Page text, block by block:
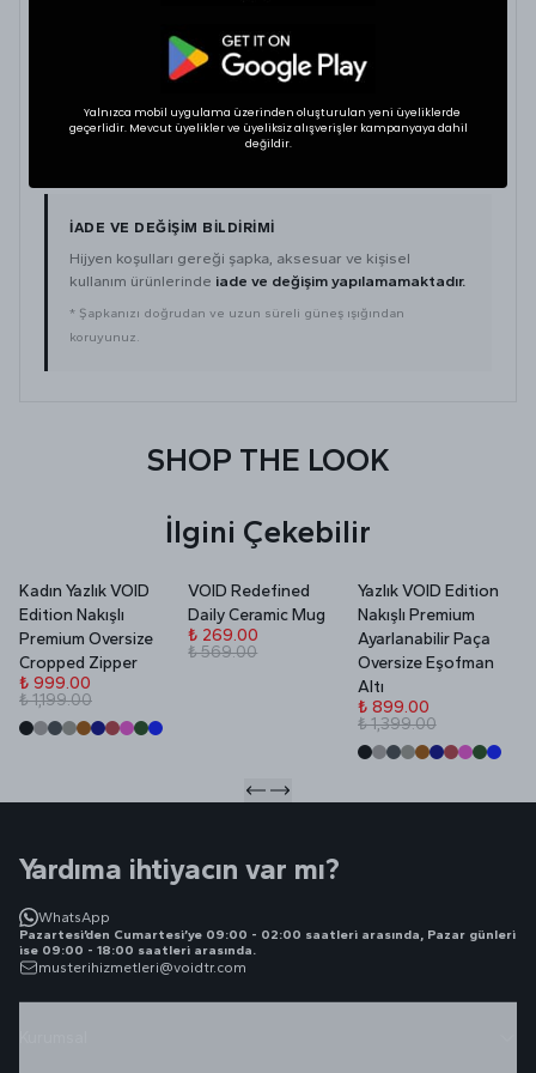
KAFA ÇEVRESİ (CM) AYARLANABİLİR
One Size 56 – 62 Hayır
İADE VE DEĞIŞIM BILDIRIMI
Hijyen koşulları gereği şapka, aksesuar ve kişisel
kullanım ürünlerinde iade ve değişim yapılamamaktadır.
* Şapkanızı doğrudan ve uzun süreli güneş ışığından
koruyunuz.
SHOP THE LOOK
İlgini Çekebilir
Kadın Yazlık VOID
Edition Nakışlı
Premium Oversize
Cropped Zipper
₺ 999.00
₺ 1,199.00
VOID Redefined
Daily Ceramic Mug
₺ 269.00
₺ 569.00
Yazlık VOID Edition
Nakışlı Premium
Ayarlanabilir Paça
Oversize Eşofman
Altı
₺ 899.00
₺ 1,399.00
Yardıma ihtiyacın var mı?
WhatsApp
Pazartesi’den Cumartesi’ye 09:00 - 02:00 saatleri arasında, Pazar günleri
ise 09:00 - 18:00 saatleri arasında.
musterihizmetleri@voidtr.com
Yalnızca mobil uygulama üzerinden oluşturulan yeni üyeliklerde
geçerlidir. Mevcut üyelikler ve üyeliksiz alışverişler kampanyaya dahil
değildir.